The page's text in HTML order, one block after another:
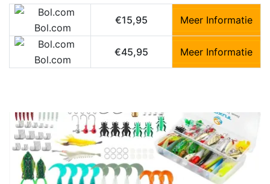
Bol.com
€15,95 Meer Informatie
Bol.com
€45,95 Meer Informatie